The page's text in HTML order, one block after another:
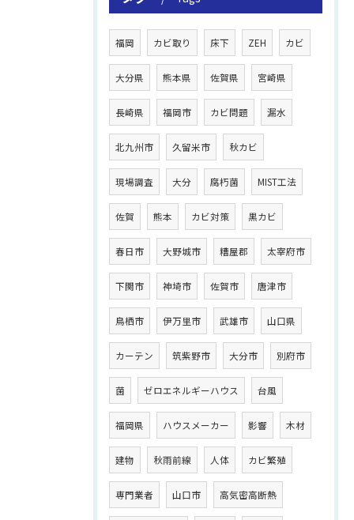
福岡 カビ取り 床下 ZEH カビ
大分県 熊本県 佐賀県 宮崎県
長崎県 福岡市 カビ問題 漏水
北九州市 久留米市 秋カビ
現場調査 大分 腐朽菌 MIST工法
佐賀 熊本 カビ対策 黒カビ
春日市 大野城市 糟屋郡 太宰府市
下関市 神埼市 佐賀市 唐津市
鳥栖市 伊万里市 武雄市 山口県
カーテン 筑紫野市 大分市 別府市
菌 ゼロエネルギーハウス 台風
福岡県 ハウスメーカー 影響 木材
建物 秋雨前線 人体 カビ繁殖
専門業者 山口市 高気密高断熱